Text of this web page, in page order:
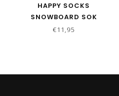
HAPPY SOCKS
SNOWBOARD SOK
€11,95